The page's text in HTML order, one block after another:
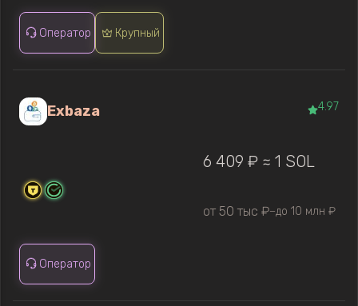
Оператор Крупный
Exbaza 4.97
6 409 ₽ ≈ 1 SOL
от 50 тыс ₽—до 10 млн ₽
Оператор